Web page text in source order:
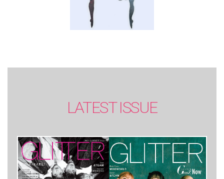
LATEST ISSUE